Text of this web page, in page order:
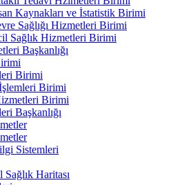
Kaynakları ve İstatistik Birimi
Sağlığı Hizmetleri Birimi
Sağlık Hizmetleri Birimi
Başkanlığı
Birimi
Birimi
Birimi
Başkanlığı
Sistemleri
Haritası